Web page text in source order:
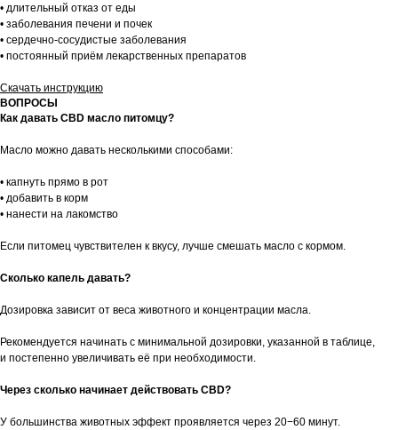
• длительный отказ от еды
• заболевания печени и почек
• сердечно-сосудистые заболевания
• постоянный приём лекарственных препаратов
Скачать инструкцию
ВОПРОСЫ
Как давать CBD масло питомцу?
Масло можно давать несколькими способами:
• капнуть прямо в рот
• добавить в корм
• нанести на лакомство
Если питомец чувствителен к вкусу, лучше смешать масло с кормом.
Сколько капель давать?
Дозировка зависит от веса животного и концентрации масла.
Рекомендуется начинать с минимальной дозировки, указанной в таблице,
и постепенно увеличивать её при необходимости.
Через сколько начинает действовать CBD?
У большинства животных эффект проявляется через 20−60 минут.